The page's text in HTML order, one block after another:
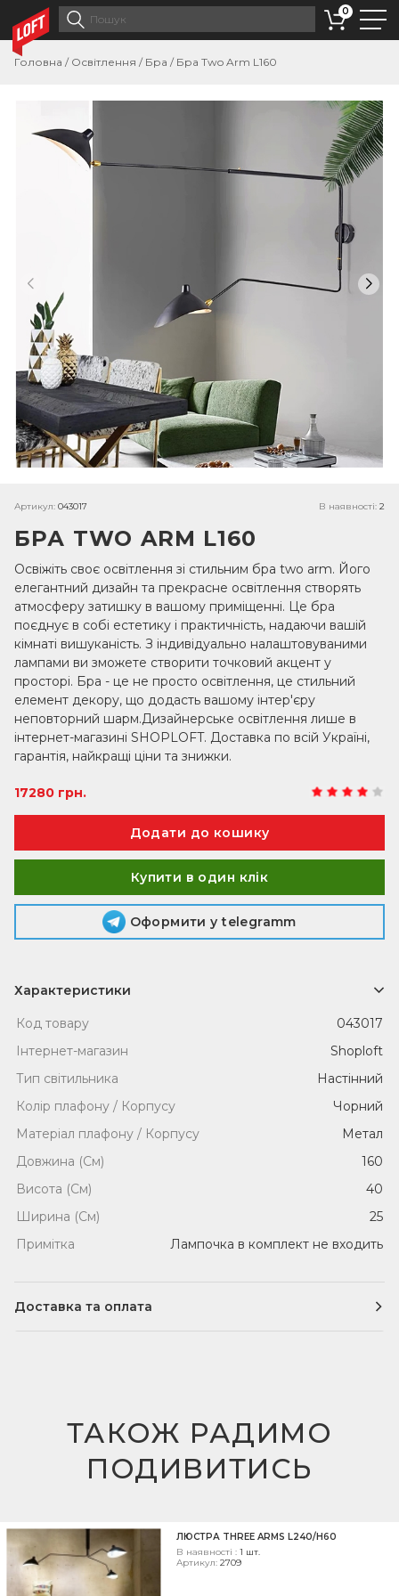
0
Головна / Освітлення / Бра / Бра Two Arm L160
Артикул: 043017 В наявності: 2
БРА TWO ARM L160
Освіжіть своє освітлення зі стильним бра two arm. Його
елегантний дизайн та прекрасне освітлення створять
атмосферу затишку в вашому приміщенні. Це бра
поєднує в собі естетику і практичність, надаючи вашій
кімнаті вишуканість. З індивідуально налаштовуваними
лампами ви зможете створити точковий акцент у
просторі. Бра - це не просто освітлення, це стильний
елемент декору, що додасть вашому інтер'єру
неповторний шарм.Дизайнерське освітлення лише в
інтернет-магазині SHOPLOFT. Доставка по всій Україні,
гарантія, найкращі ціни та знижки.
17280 грн.
Купити в один клік
Оформити у telegramm
Характеристики
Код товару
043017
Інтернет-магазин
Shoploft
Тип світильника
Настінний
Колір плафону / Корпусу
Чорний
Матеріал плафону / Корпусу
Метал
Довжина (См)
160
Висота (См)
40
Ширина (См)
25
Примітка
Лампочка в комплект не входить
Доставка та оплата
Служби доставки по Україні
Здійснюється будь-якими службами доставки
України (Нова пошта, Ін-Тайм, Делівері, Автолюкс).
Зручний, безкоштовний та швидкий спосіб
отримання замовлення. м. Одеса, вул. Толбухіна, 135,
ТЦ "Мегадім"
ТАКОЖ РАДИМО
ПОДИВИТИСЬ
В наявності :1 шт.
Артикул: 2709
ЛЮСТРА THREE ARMS L240/H60